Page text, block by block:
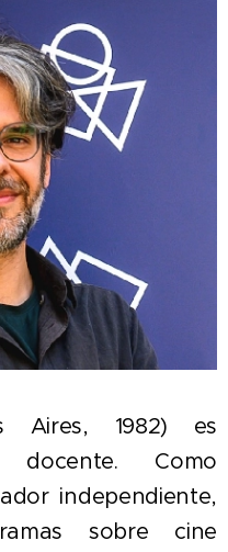
Aires, 1982) es
Como
independiente,
sobre cine